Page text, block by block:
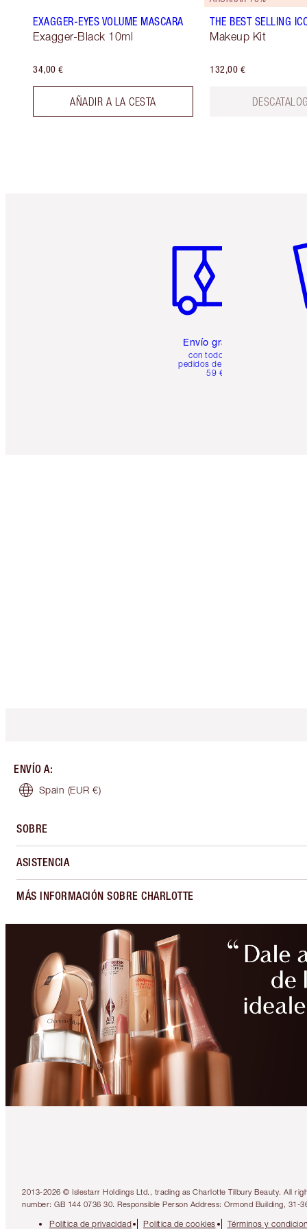
EXAGGER-EYES VOLUME MASCARA
Exagger-Black 10ml
34,00 €
AÑADIR A LA CESTA
THE BEST SELLING
Makeup Kit
132,00 €
Envío gratuito
con todos los
pedidos de más de
59 €
ENVÍO A:
Spain (EUR €)
SOBRE
ASISTENCIA
MÁS INFORMACIÓN SOBRE CHARLOTTE
2013-2026 © Islestarr Holdings Ltd., trading as Charlotte Tilbury Beauty. All
number: GB 144 0736 30. Responsible Person Address: Ormond Building, 31-
Política de privacidad Política de cookies Términos y